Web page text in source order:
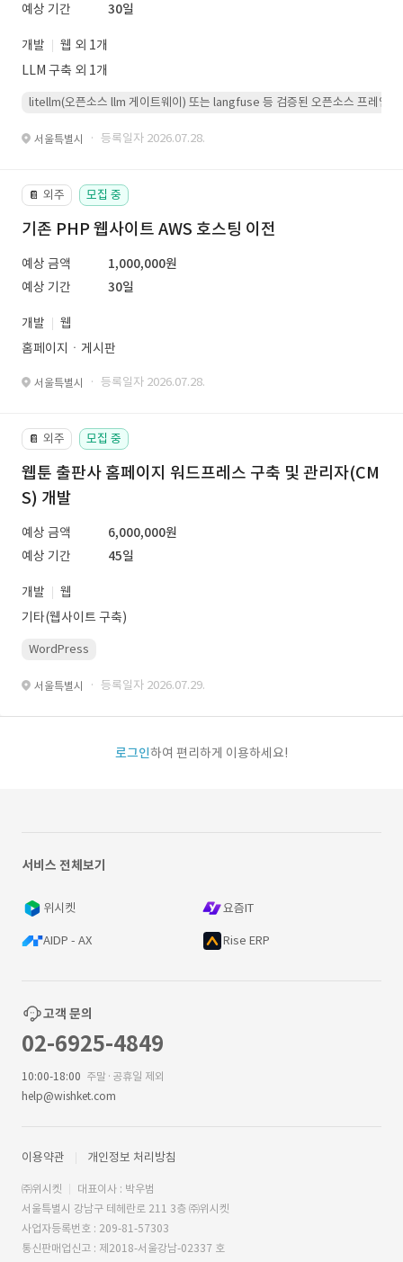
예상 기간
30일
개발
웹 외 1개
LLM 구축 외 1개
litellm(오픈소스 llm 게이트웨이) 또는 langfuse 등 검증된 오픈소스 프레임워
서울특별시 · 등록일자 2026.07.28.
📔 외주 모집 중
기존 PHP 웹사이트 AWS 호스팅 이전
예상 금액
1,000,000원
예상 기간
30일
개발
웹
홈페이지ㆍ게시판
서울특별시 · 등록일자 2026.07.28.
📔 외주 모집 중
웹툰 출판사 홈페이지 워드프레스 구축 및 관리자(CM
S) 개발
예상 금액
6,000,000원
예상 기간
45일
개발
웹
기타(웹사이트 구축)
WordPress
서울특별시 · 등록일자 2026.07.29.
로그인하여 편리하게 이용하세요!
서비스 전체보기
위시켓 요즘IT
AIDP - AX Rise ERP
고객 문의
02-6925-4849
10:00-18:00 주말·공휴일 제외
help@wishket.com
이용약관 개인정보 처리방침
㈜위시켓
대표이사 : 박우범
서울특별시 강남구 테헤란로 211 3층 ㈜위시켓
사업자등록번호 : 209-81-57303
통신판매업신고 : 제2018-서울강남-02337 호